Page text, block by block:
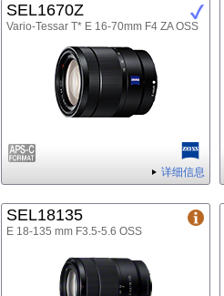
SEL1670Z
Vario-Tessar T* E 16-70mm F4 ZA OSS
详细信息
SEL18135
E 18-135 mm F3.5-5.6 OSS